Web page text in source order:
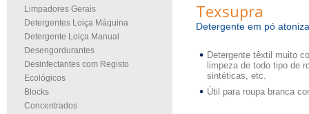
Limpadores Gerais
Detergentes Loiça Máquina
Detergente Loiça Manual
Desengordurantes
Desinfectantes com Registo
Ecológicos
Blocks
Concentrados
Texsupra
Detergente em pó
Detergente têxtil muito
limpeza de todo tipo de
sintéticas, etc.
Útil para roupa branca